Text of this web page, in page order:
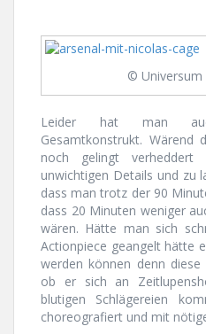
© Universum
Leider hat man
Gesamtkonstrukt. Wärend
noch gelingt
unwichtigen Details und zu
dass man trotz der 90
dass 20 Minuten weniger
wären. Hätte man sich
Actionpiece geangelt hätte
werden können denn
ob er sich an
blutigen Schlägereien
choreografiert und mit